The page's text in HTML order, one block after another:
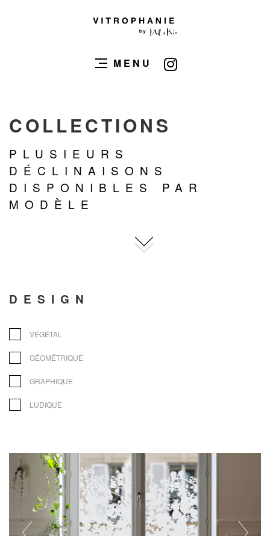
MENU
COLLECTIONS
PLUSIEURS
DÉCLINAISONS
DISPONIBLES PAR
MODÈLE
DESIGN
GÉOMÉTRIQUE
VÉGÉTAL
GRAPHIQUE
LUDIQUE